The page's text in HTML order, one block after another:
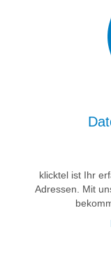
klicktel ist Ihr
Adressen. Mit